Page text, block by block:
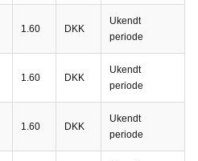
1.60 DKK
Ukendt
periode
1.60 DKK
Ukendt
periode
1.60 DKK
Ukendt
periode